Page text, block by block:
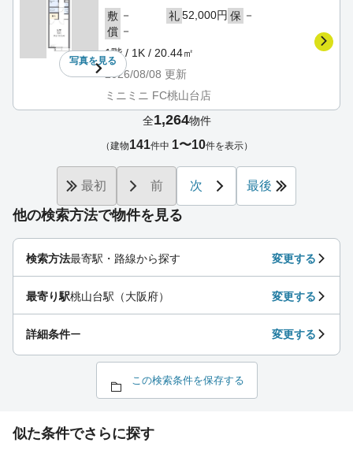
写真を見る
敷 － 礼52,000円 保 －
償 －
1階 / 1K / 20.44㎡
2026/08/08 更新
ミニミニ FC桃山台店
他の検索方法で物件を見る
検索方法最寄駅・路線から探す 変更する
最寄り駅桃山台駅（大阪府） 変更する
詳細条件ー 変更する
この検索条件を保存する
全1,264物件
（建物141件中 1〜10件を表示）
最初 前 次 最後
似た条件でさらに探す